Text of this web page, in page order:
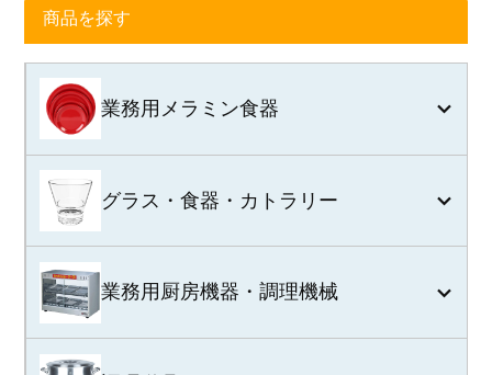
商品を探す
業務用メラミン食器
グラス・食器・カトラリー
業務用厨房機器・調理機械